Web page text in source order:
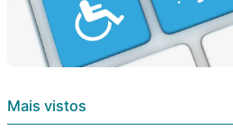
Mais vistos